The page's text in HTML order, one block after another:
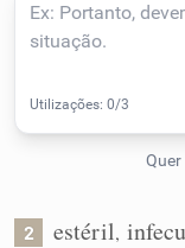
Corrigir Texto
Detector de IA
Humanizador
2 estéril,